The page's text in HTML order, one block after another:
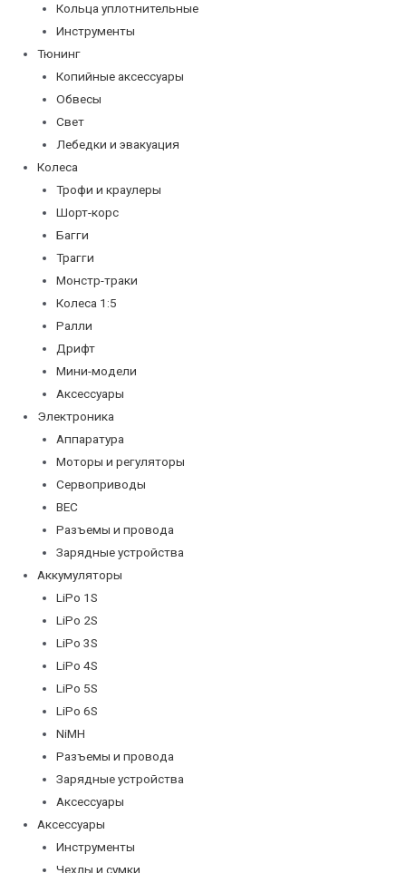
Кольца уплотнительные
Инструменты
Тюнинг
Копийные аксессуары
Обвесы
Свет
Лебедки и эвакуация
Колеса
Трофи и краулеры
Шорт-корс
Багги
Трагги
Монстр-траки
Колеса 1:5
Ралли
Дрифт
Мини-модели
Аксессуары
Электроника
Аппаратура
Моторы и регуляторы
Сервоприводы
BEC
Разъемы и провода
Зарядные устройства
Аккумуляторы
LiPo 1S
LiPo 2S
LiPo 3S
LiPo 4S
LiPo 5S
LiPo 6S
NiMH
Разъемы и провода
Зарядные устройства
Аксессуары
Аксессуары
Инструменты
Чехлы и сумки